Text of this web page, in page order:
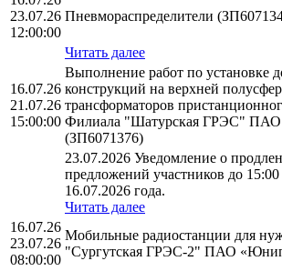
23.07.26
12:00:00
Пневмораспределители
Читать далее
16.07.26
21.07.26
15:00:00
Выполнение работ по установке
конструкций на верхней
трансформаторов
Филиала "Шатурская ГРЭС"
(ЗП6071376)
23.07.2026 Уведомление о
предложений участников до
16.07.2026 года.
Читать далее
16.07.26
23.07.26
08:00:00
Мобильные радиостанции для
"Сургутская ГРЭС-2" ПАО